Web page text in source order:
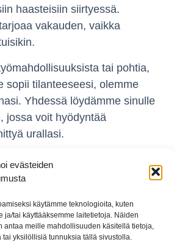
evästeiden
käytämme teknologioita, kuten
ja/tai käyttääksemme laitetietoja. Näiden
antaa meille mahdollisuuden käsitellä tietoja,
tai yksilöllisiä tunnuksia tällä sivustolla.
haasteisiin siirtyessä.
vakauden, vaikka
tai pohtia,
sopii tilanteeseesi, olemme
Yhdessä löydämme sinulle
jossa voit hyödyntää
urallasi.